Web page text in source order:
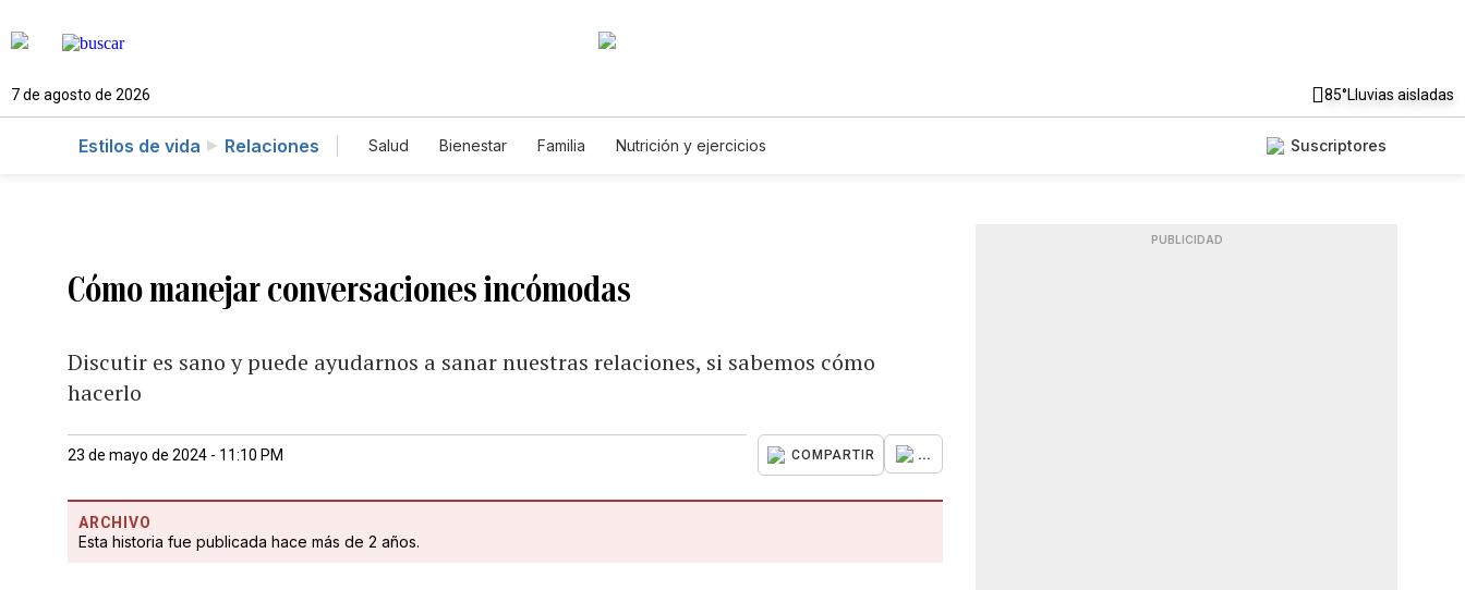
7 de agosto de 2026 85°Lluvias aisladas
Estilos de vida Relaciones Salud Bienestar Familia Nutrición y ejercicios Suscriptores
Cómo manejar conversaciones incómodas
Discutir es sano y puede ayudarnos a sanar nuestras relaciones, si sabemos cómo
hacerlo
23 de mayo de 2024 - 11:10 PM COMPARTIR ...
ARCHIVO
Esta historia fue publicada hace más de 2 años.
PUBLICIDAD